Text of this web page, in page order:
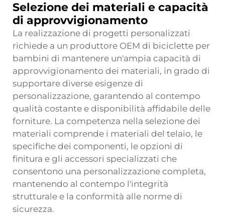
Selezione dei materiali e capacità
di approvvigionamento
La realizzazione di progetti personalizzati
richiede a un produttore OEM di biciclette per
bambini di mantenere un'ampia capacità di
approvvigionamento dei materiali, in grado di
supportare diverse esigenze di
personalizzazione, garantendo al contempo
qualità costante e disponibilità affidabile delle
forniture. La competenza nella selezione dei
materiali comprende i materiali del telaio, le
specifiche dei componenti, le opzioni di
finitura e gli accessori specializzati che
consentono una personalizzazione completa,
mantenendo al contempo l'integrità
strutturale e la conformità alle norme di
sicurezza.